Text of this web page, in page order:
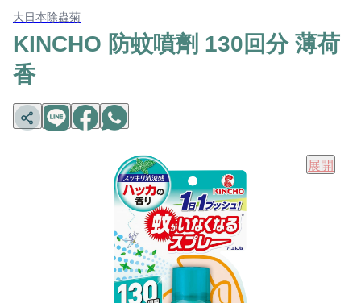
大日本除蟲菊
KINCHO 防蚊噴劑 130回分 薄荷
香
展開